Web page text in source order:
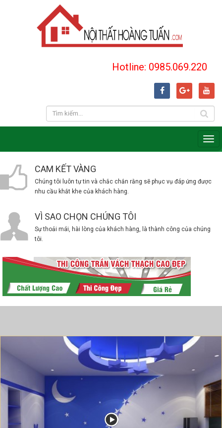
Hotline: 0985.069.220
CAM KẾT VÀNG
Chúng tôi luôn tự tin và chắc chắn rằng sẽ phục vụ đáp ứng được
nhu cầu khắt khe của khách hàng.
VÌ SAO CHỌN CHÚNG TÔI
Sự thoải mái, hài lòng của khách hàng, là thành công của chúng
tôi.